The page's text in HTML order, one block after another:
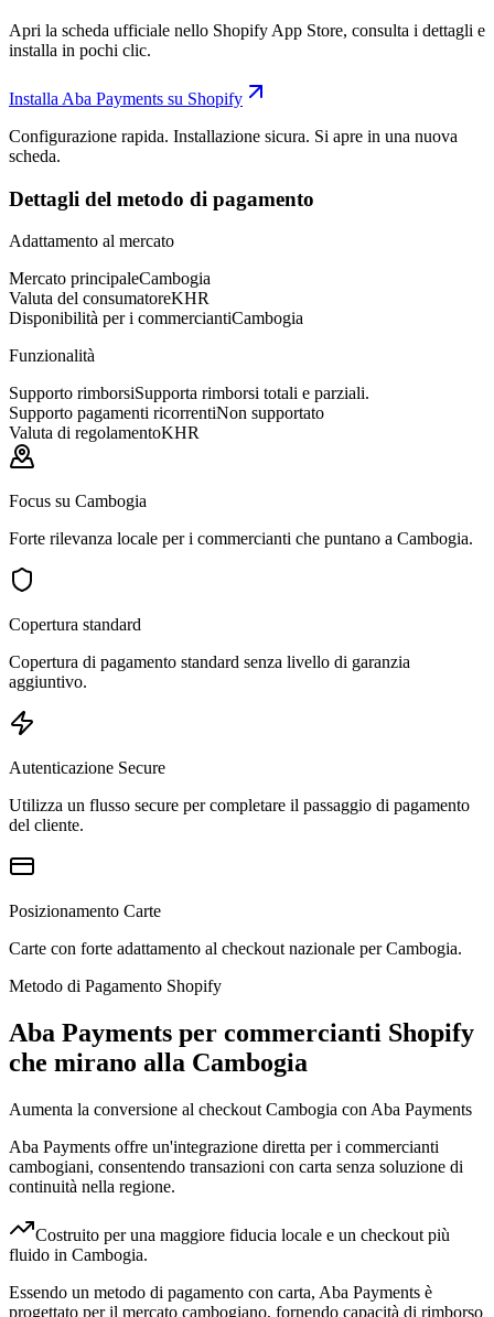
Apri la scheda ufficiale nello Shopify App Store, consulta i dettagli e
installa in pochi clic.
Installa Aba Payments su Shopify
Configurazione rapida. Installazione sicura. Si apre in una nuova
scheda.
Dettagli del metodo di pagamento
Adattamento al mercato
Mercato principaleCambogia
Valuta del consumatoreKHR
Disponibilità per i commerciantiCambogia
Funzionalità
Supporto rimborsiSupporta rimborsi totali e parziali.
Supporto pagamenti ricorrentiNon supportato
Valuta di regolamentoKHR
Focus su Cambogia
Forte rilevanza locale per i commercianti che puntano a Cambogia.
Copertura standard
Copertura di pagamento standard senza livello di garanzia
aggiuntivo.
Autenticazione Secure
Utilizza un flusso secure per completare il passaggio di pagamento
del cliente.
Posizionamento Carte
Carte con forte adattamento al checkout nazionale per Cambogia.
Metodo di Pagamento Shopify
Aba Payments per commercianti Shopify
che mirano alla Cambogia
Aumenta la conversione al checkout Cambogia con Aba Payments
Aba Payments offre un'integrazione diretta per i commercianti
cambogiani, consentendo transazioni con carta senza soluzione di
continuità nella regione.
Costruito per una maggiore fiducia locale e un checkout più
fluido in Cambogia.
Essendo un metodo di pagamento con carta, Aba Payments è
progettato per il mercato cambogiano, fornendo capacità di rimborso